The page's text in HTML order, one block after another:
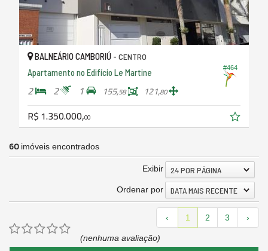
#464
BALNEÁRIO CAMBORIÚ - CENTRO
Apartamento no Edifício Le Martine
2 2 1 155,58 121,80
R$ 1.350.000,00
60imóveis encontrados
Exibir 24 POR PÁGINA
Ordenar por DATA MAIS RECENTE
‹ 1 2 3 ›
(nenhuma avaliação)